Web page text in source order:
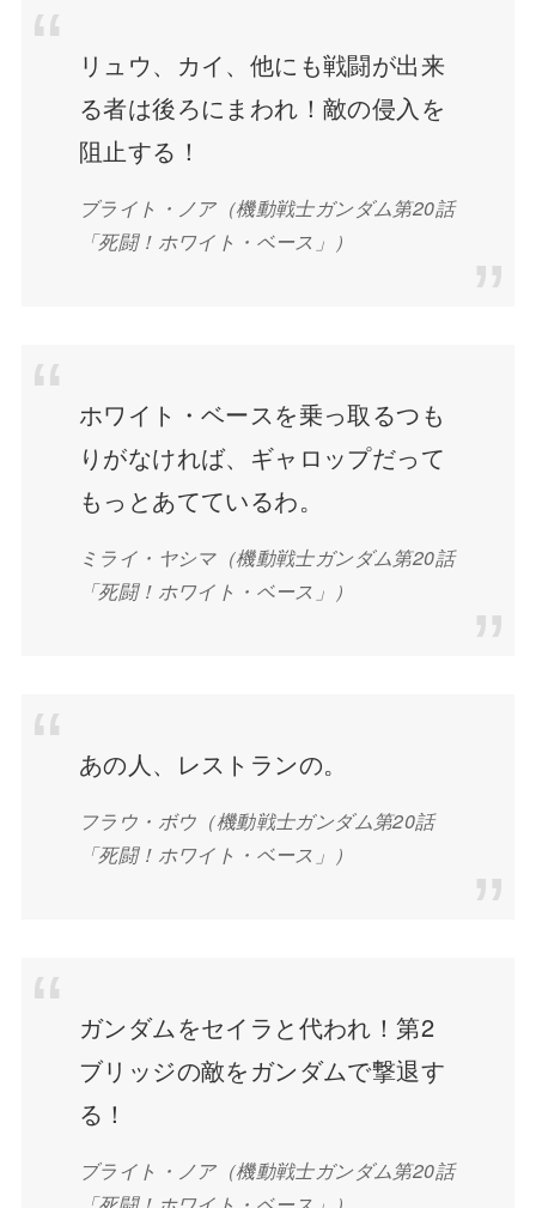
リュウ、カイ、他にも戦闘が出来
る者は後ろにまわれ！敵の侵入を
阻止する！
ブライト・ノア（機動戦士ガンダム第20話
「死闘！ホワイト・ベース」）
ホワイト・ベースを乗っ取るつも
りがなければ、ギャロップだって
もっとあてているわ。
ミライ・ヤシマ（機動戦士ガンダム第20話
「死闘！ホワイト・ベース」）
あの人、レストランの。
フラウ・ボウ（機動戦士ガンダム第20話
「死闘！ホワイト・ベース」）
ガンダムをセイラと代われ！第2
ブリッジの敵をガンダムで撃退す
る！
ブライト・ノア（機動戦士ガンダム第20話